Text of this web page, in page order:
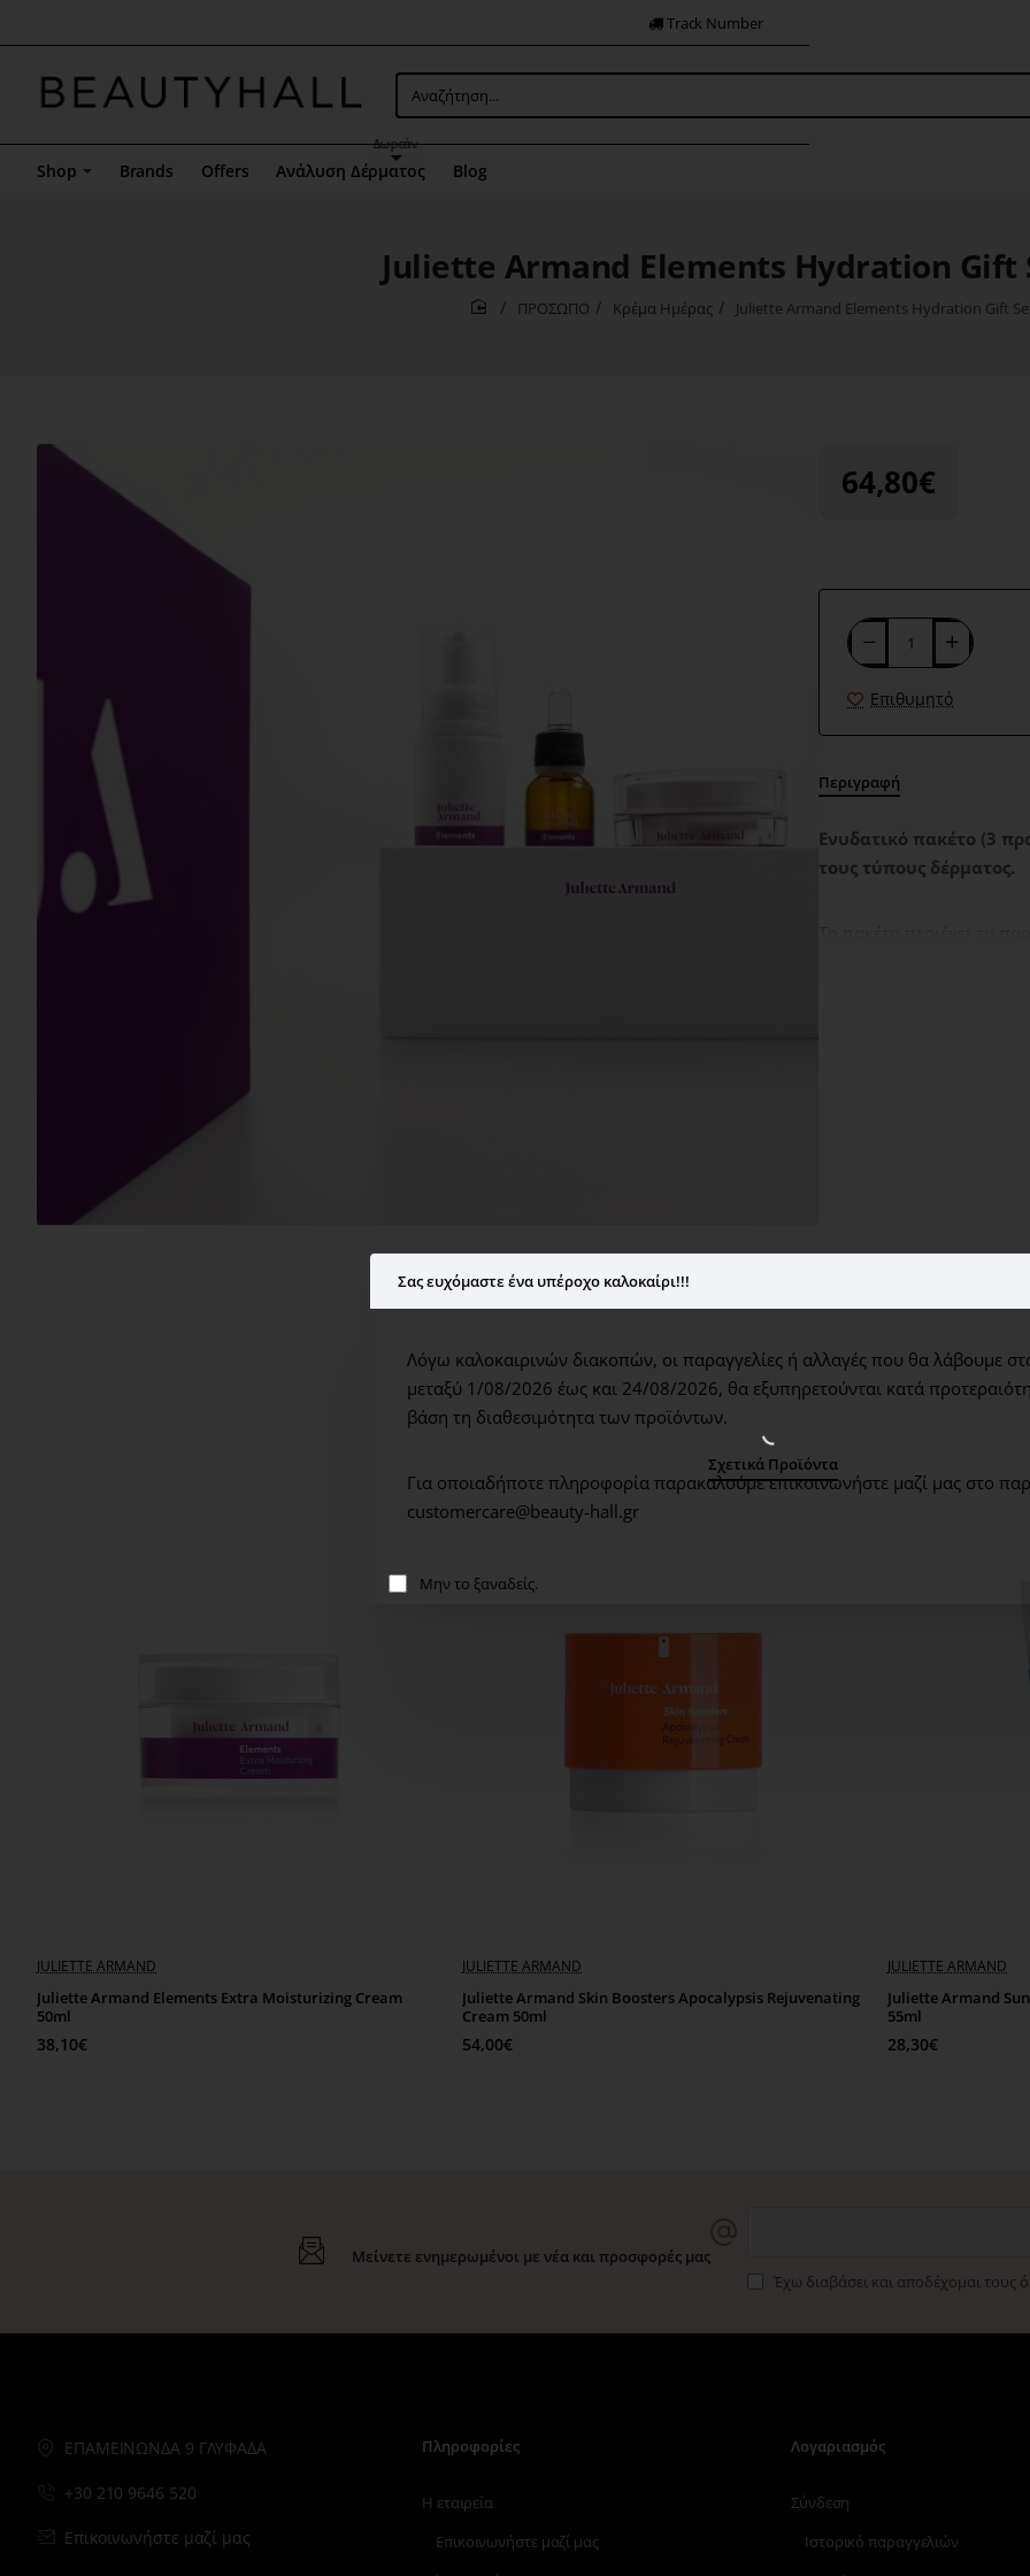
Σας ευχόμαστε ένα υπέροχο καλοκαίρι!!!
Λόγω καλοκαιρινών διακοπών, οι παραγγελίες ή αλλαγές που θα λάβουμε
μεταξύ 1/08/2026 έως και 24/08/2026, θα εξυπηρετούνται κατά
βάση τη διαθεσιμότητα των προϊόντων.
Για οποιαδήποτε πληροφορία παρακαλούμε επικοινωνήστε μαζί μας στο
customercare@beauty-hall.gr
Μην το ξαναδείς.
5
Track Number
Αναζήτηση...
Shop Brands Offers Ανάλυση Δέρματος
Δωρεάν
Blog
Juliette Armand Elements Hydration Gift
ΠΡΟΣΩΠΟ Κρέμα Ημέρας Juliette Armand Elements Hydration Gift
64,80€
Επιθυμητό
Περιγραφή
Ενυδατικό πακέτο (3
τους τύπους δέρματος.
Το πακέτο περιέχει τα
όλους τους τύπους
και την
ισορροπία.
ΤΡΟΠΟΣ ΧΡΗΣΗΣ: Για
παρακάτω βήματα:1.
μέχρι να απορροφηθεί. 3.
ποσότητα από την
Σχετικά Προϊόντα
JULIETTE ARMAND
Juliette Armand Elements Extra Moisturizing Cream
50ml
38,10€
JULIETTE ARMAND
Juliette Armand Skin Boosters Apocalypsis Rejuvenating
Cream 50ml
54,00€
JULIETTE ARMAND
Juliette Armand
55ml
28,30€
Μείνετε ενημερωμένοι με νέα και προσφορές μας
Έχω διαβάσει και αποδέχομαι τους
ΕΠΑΜΕΙΝΩΝΔΑ 9 ΓΛΥΦΑΔΑ
+30 210 9646 520
Επικοινωνήστε μαζί μας
Πληροφορίες
Η εταιρεία
Επικοινωνήστε μαζί μας
Λογαριασμός
Σύνδεση
Ιστορικό παραγγελιών